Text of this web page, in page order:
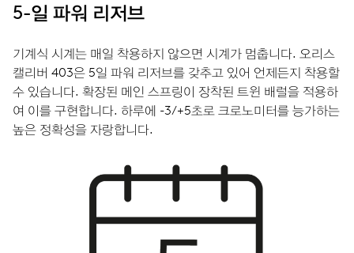
5-일 파워 리저브
기계식 시계는 매일 착용하지 않으면 시계가 멈춥니다. 오리스
캘리버 403은 5일 파워 리저브를 갖추고 있어 언제든지 착용할
수 있습니다. 확장된 메인 스프링이 장착된 트윈 배럴을 적용하
여 이를 구현합니다. 하루에 -3/+5초로 크로노미터를 능가하는
높은 정확성을 자랑합니다.